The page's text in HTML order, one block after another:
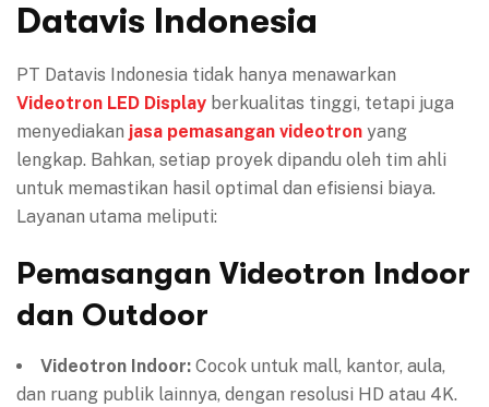
Datavis Indonesia
PT Datavis Indonesia tidak hanya menawarkan
Videotron LED Display berkualitas tinggi, tetapi juga
menyediakan jasa pemasangan videotron yang
lengkap. Bahkan, setiap proyek dipandu oleh tim ahli
untuk memastikan hasil optimal dan efisiensi biaya.
Layanan utama meliputi:
Pemasangan Videotron Indoor
dan Outdoor
Videotron Indoor: Cocok untuk mall, kantor, aula,
dan ruang publik lainnya, dengan resolusi HD atau 4K.